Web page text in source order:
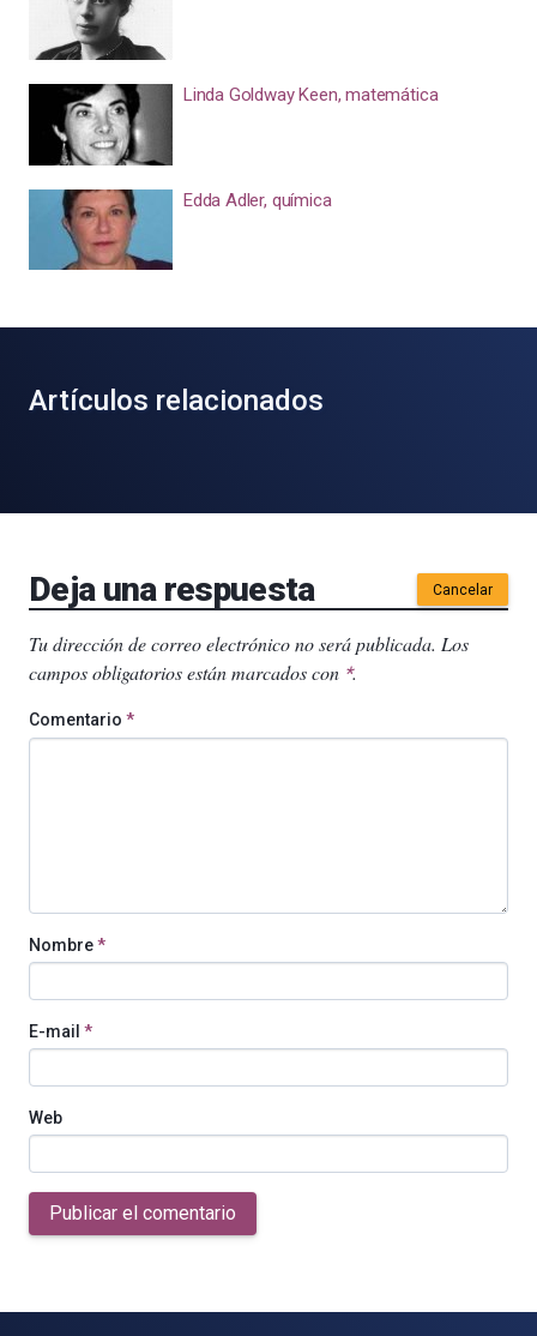
Linda Goldway Keen, matemática
Edda Adler, química
Artículos relacionados
Deja una respuesta Cancelar
Tu dirección de correo electrónico no será publicada. Los
campos obligatorios están marcados con *.
Comentario *
Nombre*
E-mail *
Web
Publicar el comentario